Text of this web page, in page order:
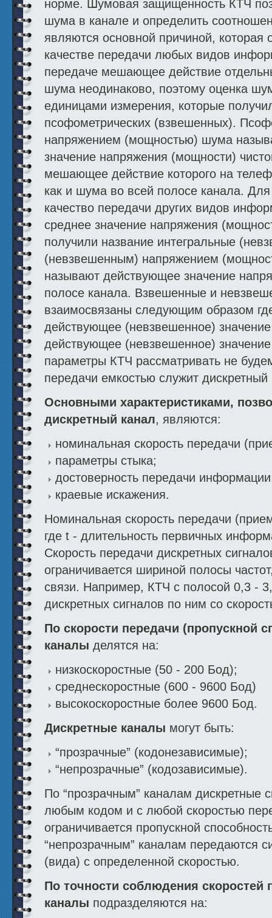
норме. Шумовая защищенность КТЧ
шума в канале и определить
являются основной причиной, которая
качестве передачи любых видов
передаче мешающее действие
шума неодинаково, поэтому оценка
единицами измерения, которые
псофометрических (взвешенных).
напряжением (мощностью) шума
значение напряжения (мощности)
мешающее действие которого на
как и шума во всей полосе канала.
качество передачи других видов
среднее значение напряжения
получили название интегральные
(невзвешенным) напряжением
называют действующее значение
полосе канала. Взвешенные и
взаимосвязаны следующим образом
действующее (невзвешенное)
действующее (невзвешенное)
параметры КТЧ рассматривать не
передачи емкостью служит
Основными характеристиками,
дискретный канал, являются:
номинальная скорость передачи
параметры стыка;
достоверность передачи
краевые искажения.
Номинальная скорость передачи
где t - длительность первичных
Скорость передачи дискретных
ограничивается шириной полосы
связи. Например, КТЧ с полосой 0,3 -
дискретных сигналов по ним со
По скорости передачи (пропускной
каналы делятся на:
низкоскоростные (50 - 200 Бод);
среднескоростные (600 - 9600 Бод)
высокоскоростные более 9600 Бод.
Дискретные каналы могут быть:
“прозрачные” (кодонезависимые);
“непрозрачные” (кодозависимые).
По “прозрачным” каналам дискретные
любым кодом и с любой скоростью
ограничивается пропускной
“непрозрачным” каналам передаются
(вида) с определенной скоростью.
По точности соблюдения скоростей
каналы подразделяются на: